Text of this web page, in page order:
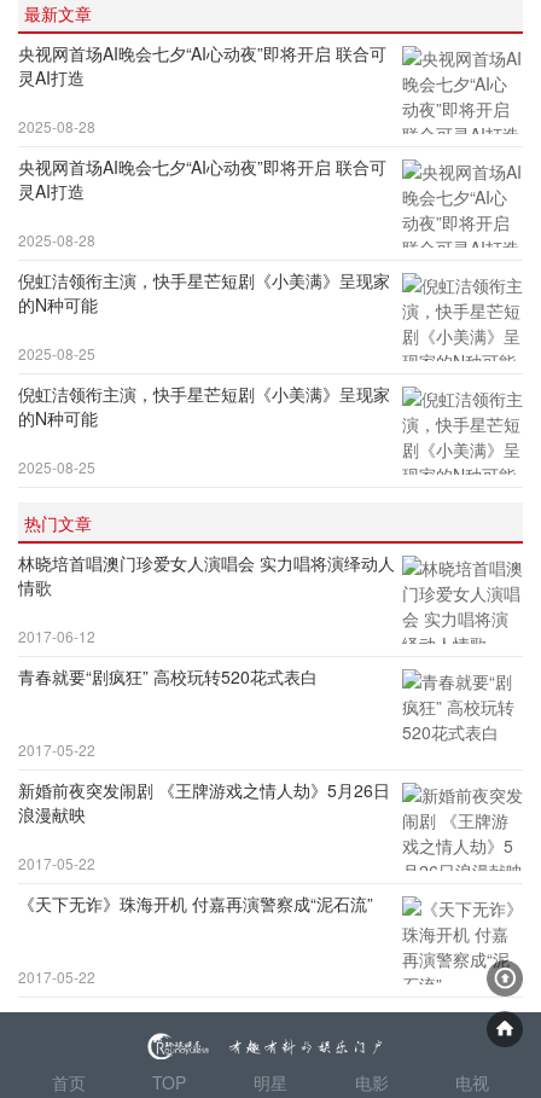
最新文章
央视网首场AI晚会七夕“AI心动夜”即将开启 联合可
灵AI打造
2025-08-28
央视网首场AI晚会七夕“AI心动夜”即将开启 联合可
灵AI打造
2025-08-28
倪虹洁领衔主演，快手星芒短剧《小美满》呈现家
的N种可能
2025-08-25
倪虹洁领衔主演，快手星芒短剧《小美满》呈现家
的N种可能
2025-08-25
热门文章
林晓培首唱澳门珍爱女人演唱会 实力唱将演绎动人
情歌
2017-06-12
青春就要“剧疯狂” 高校玩转520花式表白
2017-05-22
新婚前夜突发闹剧 《王牌游戏之情人劫》5月26日
浪漫献映
2017-05-22
《天下无诈》珠海开机 付嘉再演警察成“泥石流”
2017-05-22
首页 TOP 明星 电影 电视